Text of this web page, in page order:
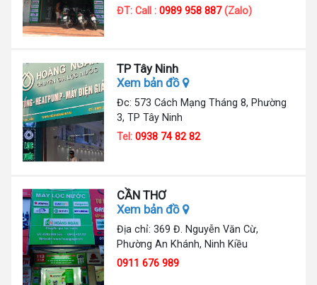
ĐT: Call :0989 958 887(Zalo)
TP Tây Ninh
Xem bản đồ
Đc: 573 Cách Mạng Tháng 8, Phường
3, TP Tây Ninh
Tel:0938 74 82 82
CẦN THƠ
Xem bản đồ
Địa chỉ: 369 Đ. Nguyễn Văn Cừ,
Phường An Khánh, Ninh Kiều
0911 676 989